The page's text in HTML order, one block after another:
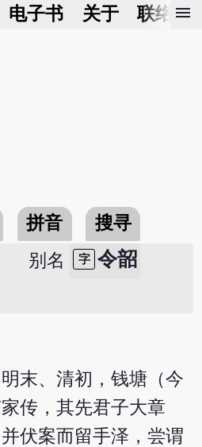
电子书 关于 联络我
menu
拼音
搜寻
别名 字 令韶
明末、清初，钱塘（今
传，其先君子大章
伏案而留手泽，尝谓